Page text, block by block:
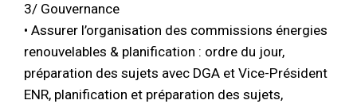
3/ Gouvernance
• Assurer l’organisation des commissions énergies
renouvelables & planification : ordre du jour,
préparation des sujets avec DGA et Vice-Président
ENR, planification et préparation des sujets,